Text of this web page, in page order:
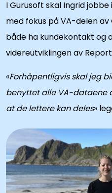
I Gurusoft skal Ingrid
med fokus på VA-delen av
både ha kundekontakt og
videreutviklingen av
«Forhåpentligvis skal jeg
benyttet alle VA-dataene
at de lettere kan deles»